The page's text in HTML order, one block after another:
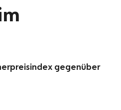
gegenüber